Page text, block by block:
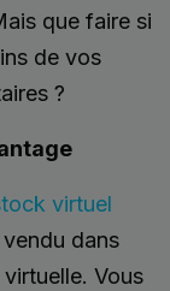
que faire si
de vos
?
virtuel
dans
Vous